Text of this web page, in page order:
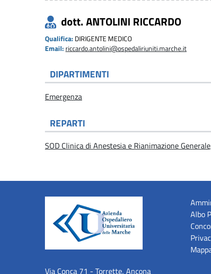
dott. ANTOLINI RICCARDO
Qualifica: DIRIGENTE MEDICO
Email: riccardo.antolini@ospedaliriuniti.marche.it
DIPARTIMENTI
Emergenza
REPARTI
SOD Clinica di Anestesia e Rianimazione
Via Conca 71 - Torrette, Ancona
Albo